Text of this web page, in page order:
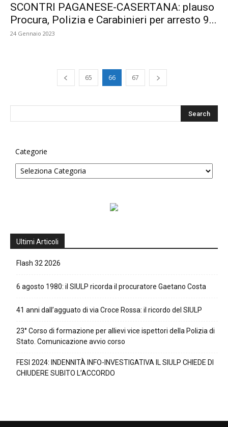
SCONTRI PAGANESE-CASERTANA: plauso
Procura, Polizia e Carabinieri per arresto 9...
24 Gennaio 2023
65 66 67
Categorie
Ultimi Articoli
Flash 32 2026
6 agosto 1980: il SIULP ricorda il procuratore Gaetano Costa
41 anni dall’agguato di via Croce Rossa: il ricordo del SIULP
23° Corso di formazione per allievi vice ispettori della Polizia di
Stato. Comunicazione avvio corso
FESI 2024: INDENNITÀ INFO-INVESTIGATIVA IL SIULP CHIEDE DI
CHIUDERE SUBITO L’ACCORDO